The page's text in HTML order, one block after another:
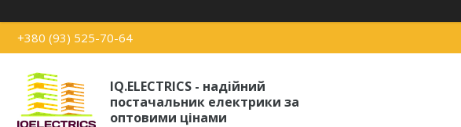
+380 (93) 525-70-64
IQ.ELECTRICS - надійний
постачальник електрики за
оптовими цінами